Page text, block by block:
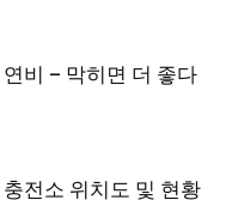
비 – 막히면 더 좋다
전소 위치도 및 현황